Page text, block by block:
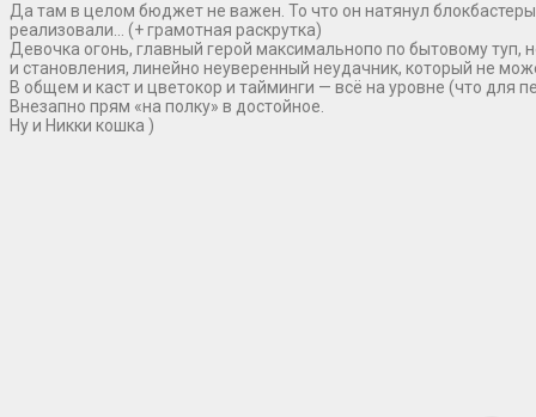
Да там в целом бюджет не важен. То что он натянул
реализовали… (+ грамотная раскрутка)
Девочка огонь, главный герой максимальнопо по бытовому туп,
и становления, линейно неуверенный неудачник, который не
В общем и каст и цветокор и тайминги — всё на уровне (что для
Внезапно прям «на полку» в достойное.
Ну и Никки кошка )